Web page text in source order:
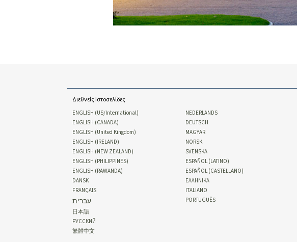
Διεθνείς Ιστοσελίδες
ENGLISH (US/International)
ENGLISH (CANADA)
ENGLISH (United Kingdom)
ENGLISH (IRELAND)
ENGLISH (NEW ZEALAND)
ENGLISH (PHILIPPINES)
ENGLISH (RAWANDA)
DANSK
FRANÇAIS
עברית
日本語
РУССКИЙ
繁體中文
NEDERLANDS
DEUTSCH
MAGYAR
NORSK
SVENSKA
ESPAÑOL (LATINO)
ESPAÑOL (CASTELLANO)
ΕΛΛΗΝΙΚA
ITALIANO
PORTUGUÊS